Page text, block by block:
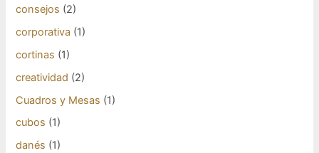
consejos (2)
corporativa (1)
cortinas (1)
creatividad (2)
Cuadros y Mesas (1)
cubos (1)
danés (1)